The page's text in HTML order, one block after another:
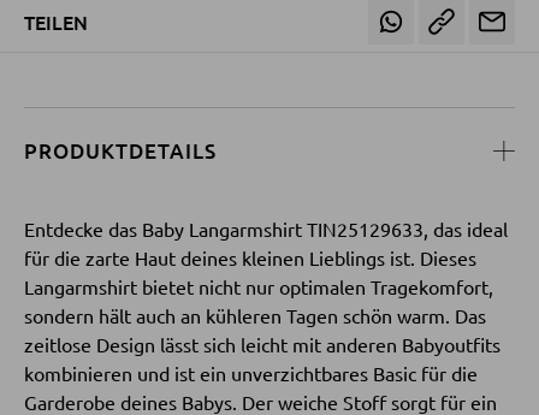
Ohrensessel
Fernsehsessel
HOCKER
Sitzhocker
Barhocker
Poufs
Sitzsäcke
TEILEN
PRODUKTDETAILS
Entdecke das Baby Langarmshirt TIN25129633, das ideal
für die zarte Haut deines kleinen Lieblings ist. Dieses
Langarmshirt bietet nicht nur optimalen Tragekomfort,
sondern hält auch an kühleren Tagen schön warm. Das
zeitlose Design lässt sich leicht mit anderen Babyoutfits
kombinieren und ist ein unverzichtbares Basic für die
Garderobe deines Babys. Der weiche Stoff sorgt für ein